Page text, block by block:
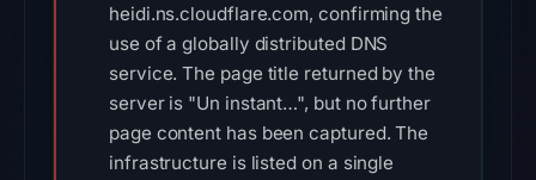
heidi.ns.cloudflare.com, confirming the
use of a globally distributed DNS
service. The page title returned by the
server is "Un instant…", but no further
page content has been captured. The
infrastructure is listed on a single